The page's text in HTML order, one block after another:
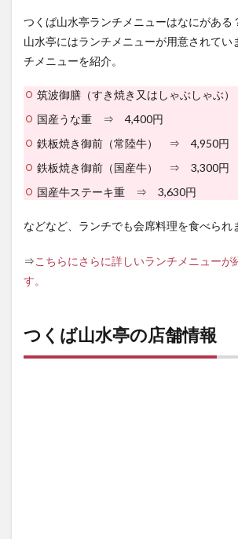
つくば山水亭ランチメニューはなにがある
山水亭にはランチメニューが用意されてい
チメニューを紹介。
筑波御膳（すき焼き又はしゃぶしゃ
国産うな重 ⇒ 4,400円
鉄板焼き御前（常陸牛） ⇒ 4,950円
鉄板焼き御前（国産牛） ⇒ 3,300円
国産牛ステーキ重 ⇒ 3,630円
などなど、ランチでも会席料理を食べら
⇒こちらにさらに詳しいランチメニューが
す。
つくば山水亭の店舗情報